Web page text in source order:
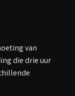
van
die drie uur